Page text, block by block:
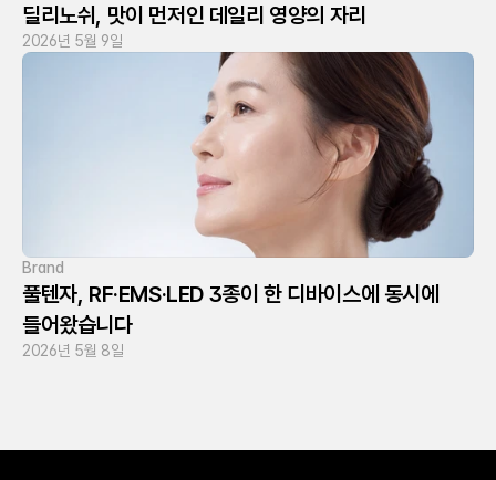
딜리노쉬, 맛이 먼저인 데일리 영양의 자리
2026년 5월 9일
Brand
풀텐자, RF·EMS·LED 3종이 한 디바이스에 동시에
들어왔습니다
2026년 5월 8일